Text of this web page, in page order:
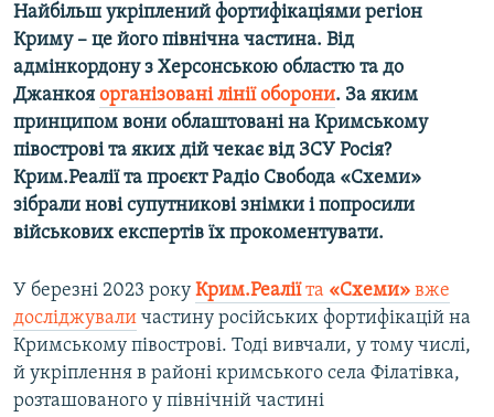
Усі сайти RFE/RL
Найбільш укріплений фортифікаціями регіон
Криму – це його північна частина. Від
адмінкордону з Херсонською областю та до
Джанкоя організовані лінії оборони. За яким
принципом вони облаштовані на Кримському
півострові та яких дій чекає від ЗСУ Росія?
Крим.Реалії та проєкт Радіо Свобода «Схеми»
зібрали нові супутникові знімки і попросили
військових експертів їх прокоментувати.
У березні 2023 року Крим.Реаліїта «Схеми» вже
досліджували частину російських фортифікацій на
Кримському півострові. Тоді вивчали, у тому числі,
й укріплення в районі кримського села Філатівка,
розташованого у північній частині